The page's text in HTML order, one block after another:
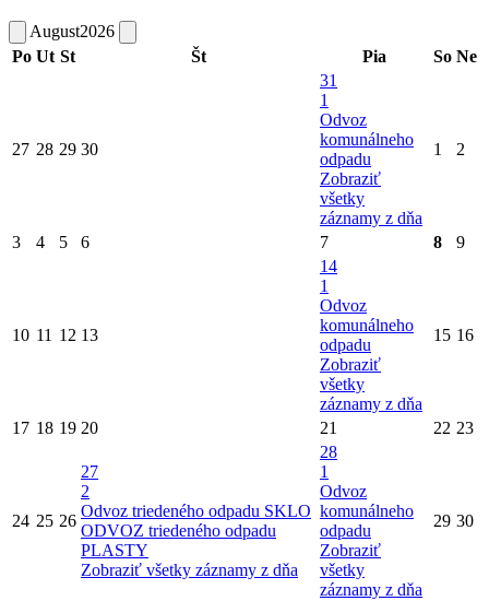
August2026
Po Ut St Št Pia So Ne
27 28 29 30
31
1
Odvoz
komunálneho
odpadu
Zobraziť
všetky
záznamy z dňa
1 2
3 4 5 6 7 8 9
10 11 12 13
14
1
Odvoz
komunálneho
odpadu
Zobraziť
všetky
záznamy z dňa
15 16
17 18 19 20 21 22 23
24 25 26
27
2
Odvoz triedeného odpadu SKLO
ODVOZ triedeného odpadu
PLASTY
Zobraziť všetky záznamy z dňa
28
1
Odvoz
komunálneho
odpadu
Zobraziť
všetky
záznamy z dňa
29 30